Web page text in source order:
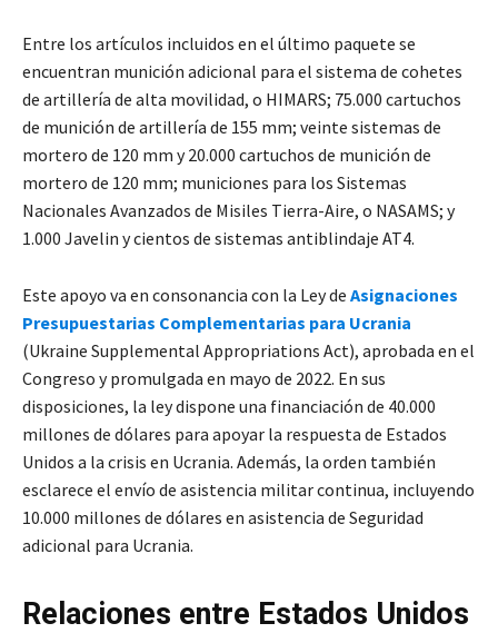
Entre los artículos incluidos en el último paquete se
encuentran munición adicional para el sistema de cohetes
de artillería de alta movilidad, o HIMARS; 75.000 cartuchos
de munición de artillería de 155 mm; veinte sistemas de
mortero de 120 mm y 20.000 cartuchos de munición de
mortero de 120 mm; municiones para los Sistemas
Nacionales Avanzados de Misiles Tierra-Aire, o NASAMS; y
1.000 Javelin y cientos de sistemas antiblindaje AT4.
Este apoyo va en consonancia con la Ley de Asignaciones
Presupuestarias Complementarias para Ucrania
(Ukraine Supplemental Appropriations Act), aprobada en el
Congreso y promulgada en mayo de 2022. En sus
disposiciones, la ley dispone una financiación de 40.000
millones de dólares para apoyar la respuesta de Estados
Unidos a la crisis en Ucrania. Además, la orden también
esclarece el envío de asistencia militar continua, incluyendo
10.000 millones de dólares en asistencia de Seguridad
adicional para Ucrania.
Relaciones entre Estados Unidos